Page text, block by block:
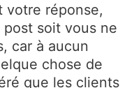
votre réponse,
soit vous ne
car à aucun
chose de
que les clients